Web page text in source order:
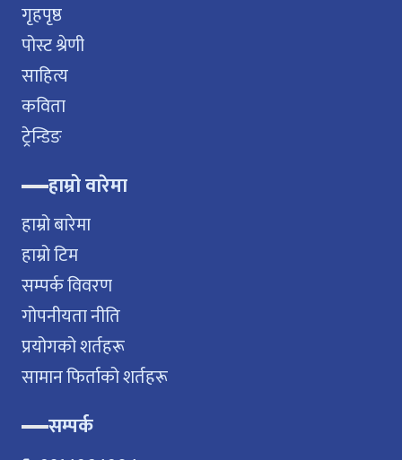
गृहपृष्ठ
पोस्ट श्रेणी
साहित्य
कविता
ट्रेन्डिङ
हाम्रो वारेमा
हाम्रो बारेमा
हाम्रो टिम
सम्पर्क विवरण
गोपनीयता नीति
प्रयोगको शर्तहरू
सामान फिर्ताको शर्तहरू
सम्पर्क